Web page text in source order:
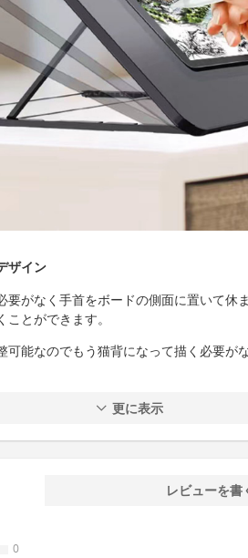
ザイン
要がなく手首をボードの側面に置いて休
とができます。
可能なのでもう猫背になって描く必要が
更に表示
0
レビューを書